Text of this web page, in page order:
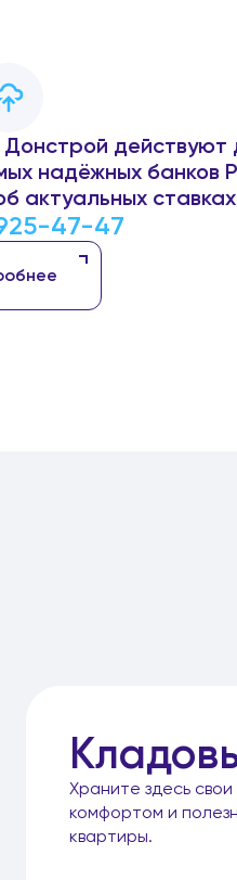
действуют
надёжных банков
актуальных
47-47
Храните здесь
комфортом и
квартиры.